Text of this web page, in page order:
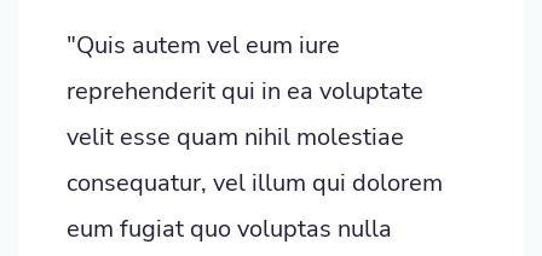
"Quis autem vel eum iure
reprehenderit qui in ea voluptate
velit esse quam nihil molestiae
consequatur, vel illum qui dolorem
eum fugiat quo voluptas nulla